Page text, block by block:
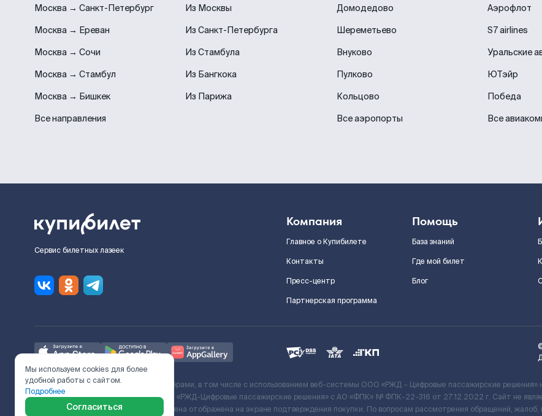
Москва → Санкт-Петербург
Москва → Ереван
Москва → Сочи
Москва → Стамбул
Москва → Бишкек
Все направления
Из Москвы
Из Санкт-Петербурга
Из Стамбула
Из Бангкока
Из Парижа
Домодедово
Шереметьево
Внуково
Пулково
Кольцово
Все аэропорты
Аэрофлот
S7 airlines
Уральские
ЮТэйр
Победа
Все
Сервис билетных лазеек
Компания
Главное о Купибилете
Контакты
Пресс-центр
Партнерская программа
Помощь
База знаний
Где мой билет
Блог
Ж/Д билеты предоставляются партнёрами, в том числе с использованием веб-системы ООО «РЖД – Цифровые пассажирские
с Поставщиком услуг и Договора ООО «РЖД-Цифровые пассажирские решения» c АО «ФПК» № ФПК-22-316 от 27.12.2022 г. Сайт не
включает сервисный сбор. Итоговая цена отображена на экране подтверждения покупки. По вопросам рассмотрения обращений,
Мы используем cookies для более
удобной работы с сайтом.
Подробнее
Согласиться